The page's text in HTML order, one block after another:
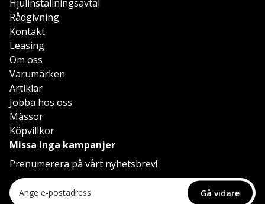
Hjulinställningsavtal
Rådgivning
Kontakt
Leasing
Om oss
Varumärken
Artiklar
Jobba hos oss
Mässor
Köpvillkor
Missa inga kampanjer
Prenumerera på vårt nyhetsbrev!
Gå vidare